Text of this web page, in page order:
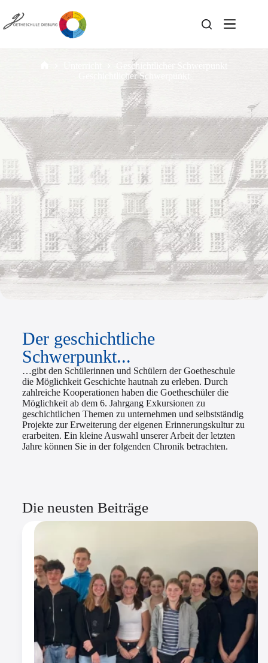
Geschichtlicher Schwerpunkt
Geschichtlicher Schwerpunkt
Der geschichtliche
Schwerpunkt...
…gibt den Schülerinnen und Schülern der Goetheschule
die Möglichkeit Geschichte hautnah zu erleben. Durch
zahlreiche Kooperationen haben die Goetheschüler die
Möglichkeit ab dem 6. Jahrgang Exkursionen zu
geschichtlichen Themen zu unternehmen und selbstständig
Projekte zur Erweiterung der eigenen Erinnerungskultur zu
erarbeiten. Ein kleine Auswahl unserer Arbeit der letzten
Jahre können Sie in der folgenden Chronik betrachten.
Die neusten Beiträge